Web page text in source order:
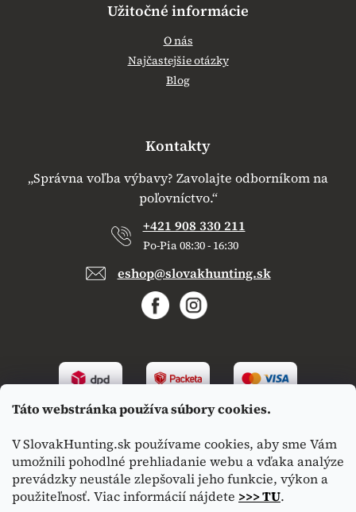
Táto webstránka používa súbory cookies.
V SlovakHunting.sk používame cookies, aby sme Vám
umožnili pohodlné prehliadanie webu a vďaka analýze
prevádzky neustále zlepšovali jeho funkcie, výkon a
použiteľnosť. Viac informácií nájdete >>> TU.
Užitočné informácie
O nás
Najčastejšie otázky
Blog
Kontakty
„Správna voľba výbavy? Zavolajte odborníkom na
poľovníctvo.“
+421 908 330 211
Po-Pia 08:30 - 16:30
eshop@slovakhunting.sk